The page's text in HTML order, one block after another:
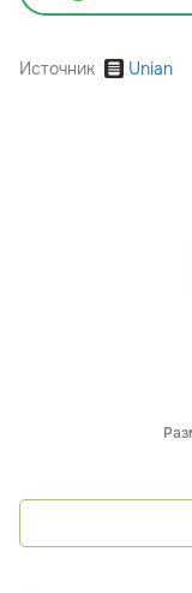
Источник Unian